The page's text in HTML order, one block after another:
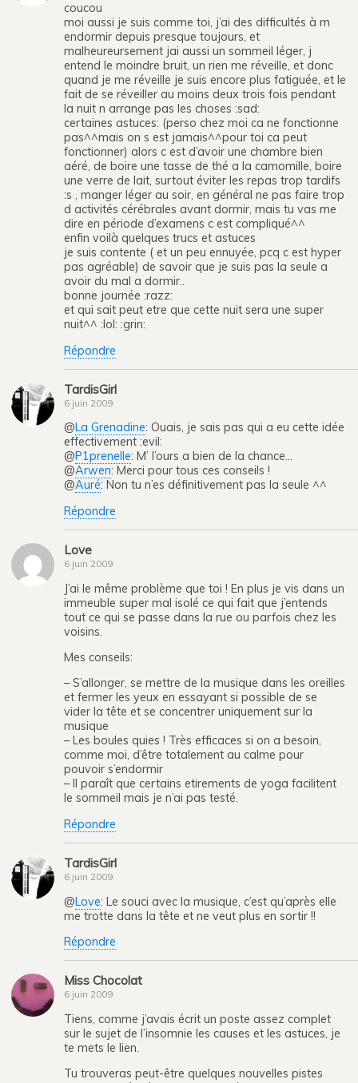
coucou
moi aussi je suis comme toi, j’ai des difficultés à m
endormir depuis presque toujours, et
malheureursement jai aussi un sommeil léger, j
entend le moindre bruit, un rien me réveille, et donc
quand je me réveille je suis encore plus fatiguée, et le
fait de se réveiller au moins deux trois fois pendant
la nuit n arrange pas les choses :sad:
certaines astuces: (perso chez moi ca ne fonctionne
pas^^mais on s est jamais^^pour toi ca peut
fonctionner) alors c est d’avoir une chambre bien
aéré, de boire une tasse de thé a la camomille, boire
une verre de lait, surtout éviter les repas trop tardifs
:s , manger léger au soir, en général ne pas faire trop
d activités cérébrales avant dormir, mais tu vas me
dire en période d’examens c est compliqué^^
enfin voilà quelques trucs et astuces
je suis contente ( et un peu ennuyée, pcq c est hyper
pas agréable) de savoir que je suis pas la seule a
avoir du mal a dormir..
bonne journée :razz:
et qui sait peut etre que cette nuit sera une super
nuit^^ :lol: :grin:
Répondre
TardisGirl
6 juin 2009
@La Grenadine: Ouais, je sais pas qui a eu cette idée
effectivement :evil:
@P1prenelle: M’ l’ours a bien de la chance…
@Arwen: Merci pour tous ces conseils !
@Auré: Non tu n’es définitivement pas la seule ^^
Répondre
Love
6 juin 2009
J’ai le même problème que toi ! En plus je vis dans un
immeuble super mal isolé ce qui fait que j’entends
tout ce qui se passe dans la rue ou parfois chez les
voisins.
Mes conseils:
– S’allonger, se mettre de la musique dans les oreilles
et fermer les yeux en essayant si possible de se
vider la tête et se concentrer uniquement sur la
musique
– Les boules quies ! Très efficaces si on a besoin,
comme moi, d’être totalement au calme pour
pouvoir s’endormir
– Il paraît que certains etirements de yoga facilitent
le sommeil mais je n’ai pas testé.
Répondre
TardisGirl
6 juin 2009
@Love: Le souci avec la musique, c’est qu’après elle
me trotte dans la tête et ne veut plus en sortir !!
Répondre
Miss Chocolat
6 juin 2009
Tiens, comme j’avais écrit un poste assez complet
sur le sujet de l’insomnie les causes et les astuces, je
te mets le lien.
Tu trouveras peut-être quelques nouvelles pistes